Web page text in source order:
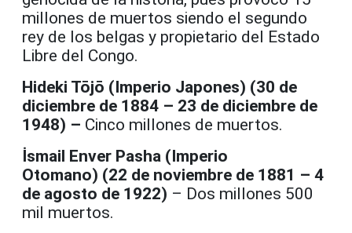
millones de muertos siendo el segundo
rey de los belgas y propietario del Estado
Libre del Congo.
Hideki Tōjō (Imperio Japones) (30 de
diciembre de 1884 – 23 de diciembre de
1948) – Cinco millones de muertos.
İsmail Enver Pasha (Imperio
Otomano) (22 de noviembre de 1881 – 4
de agosto de 1922) – Dos millones 500
mil muertos.